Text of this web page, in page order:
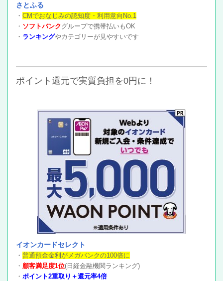
さとふる
・ CMでおなじみの認知度・利用意向No.1
・ ソフトバンクグループで携帯払いもOK
・ ランキングやカテゴリーが見やすいです
ポイント還元で実質負担を0円に！
イオンカードセレクト
・ 普通預金金利がメガバンクの100倍に
・ 顧客満足度1位(日経金融機関ランキング)
・ ポイント2重取り＋還元率4倍